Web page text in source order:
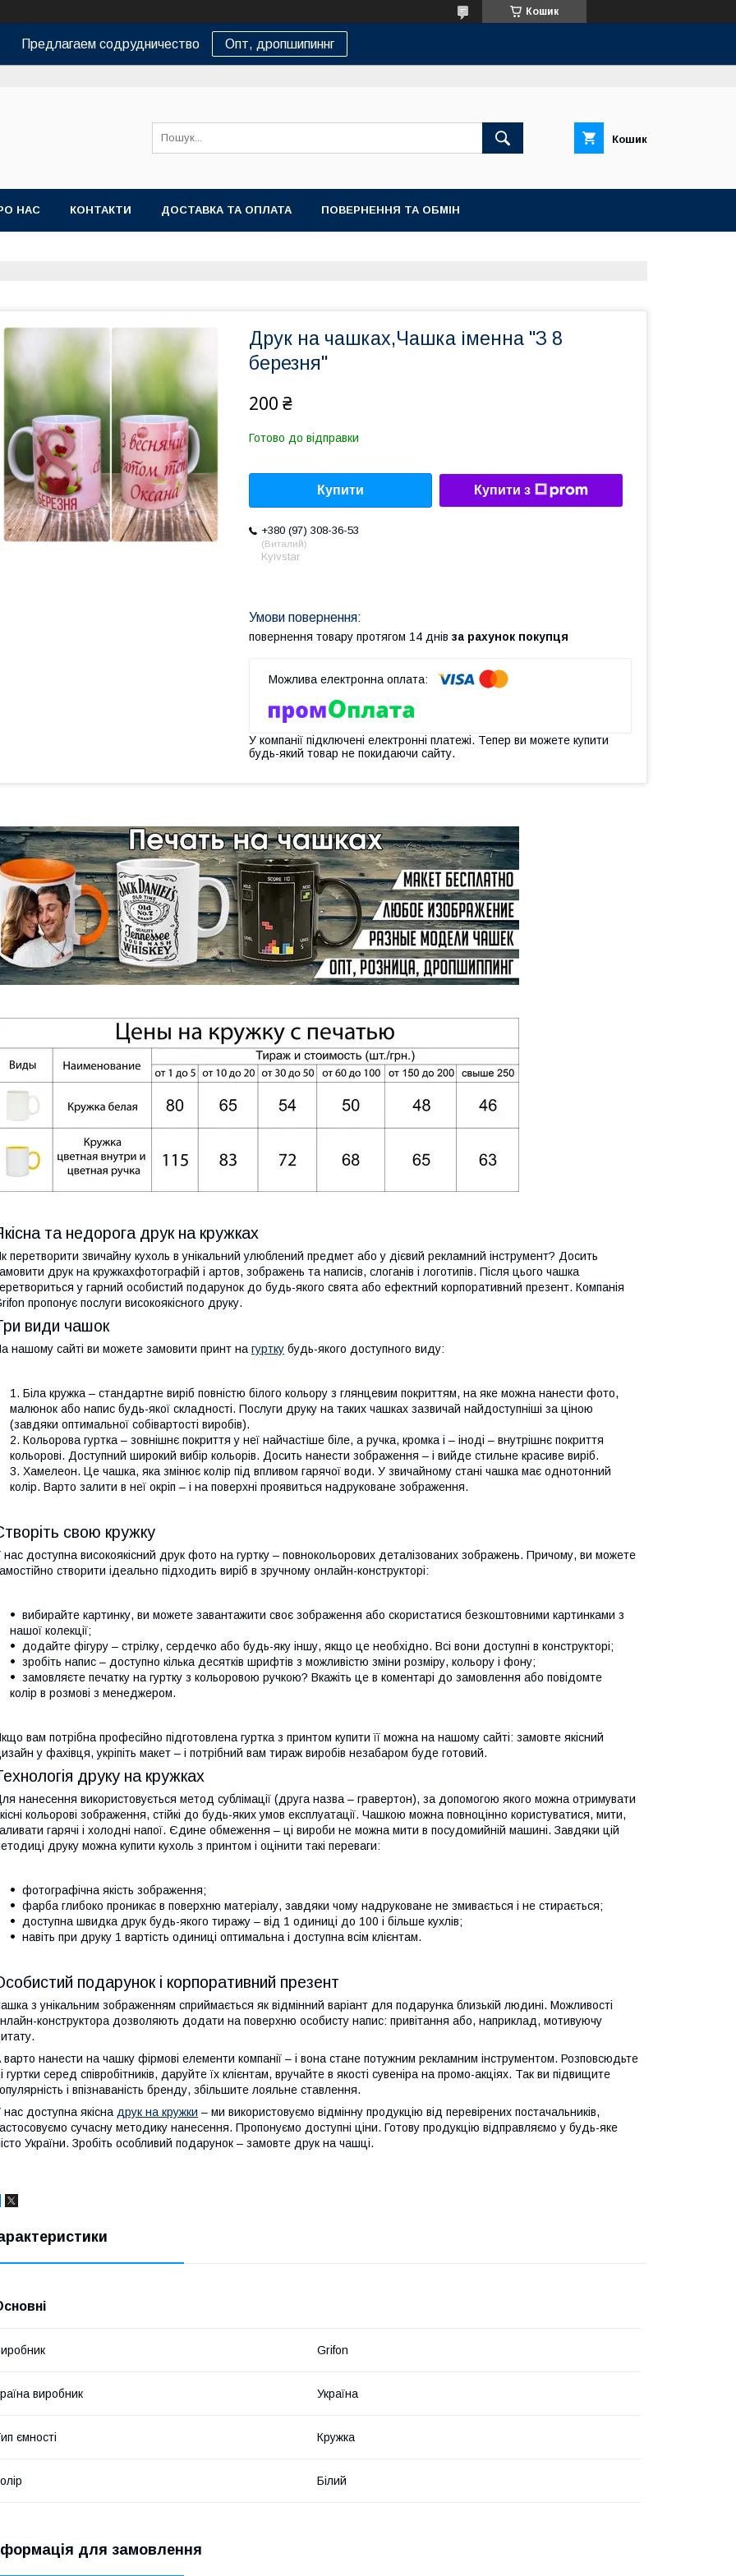
Кошик
Предлагаем содрудничество Опт, дропшипиннг
Кошик
НАС КОНТАКТИ ДОСТАВКА ТА ОПЛАТА ПОВЕРНЕННЯ ТА ОБМІН
Друк на чашках,Чашка іменна "З 8
березня"
200 ₴
Готово до відправки
Купити Купити з
+380 (97) 308-36-53
Виталий
Kyivstar
повернення товару протягом 14 днів за рахунок покупця
У компанії підключені електронні платежі. Тепер ви можете купити
будь-який товар не покидаючи сайту.
та недорога друк на кружках
перетворити звичайну кухоль в унікальний улюблений предмет або у дієвий рекламний інструмент? Досить
друк на кружкахфотографій і артов, зображень та написів, слоганів і логотипів. Після цього чашка
у гарний особистий подарунок до будь-якого свята або ефектний корпоративний презент. Компанія
пропонує послуги високоякісного друку.
види чашок
нашому сайті ви можете замовити принт нагуртку будь-якого доступного виду:
Біла кружка – стандартне виріб повністю білого кольору з глянцевим покриттям, на яке можна нанести фото,
малюнок або напис будь-якої складності. Послуги друку на таких чашках зазвичай найдоступніші за ціною
(завдяки оптимальної собівартості виробів).
Кольорова гуртка – зовнішнє покриття у неї найчастіше біле, а ручка, кромка і – іноді – внутрішнє покриття
кольорові. Доступний широкий вибір кольорів. Досить нанести зображення – і вийде стильне красиве виріб.
Хамелеон. Це чашка, яка змінює колір під впливом гарячої води. У звичайному стані чашка має однотонний
колір. Варто залити в неї окріп – і на поверхні проявиться надруковане зображення.
свою кружку
нас доступна високоякісний друк фото на гуртку – повнокольорових деталізованих зображень. Причому, ви можете
створити ідеально підходить виріб в зручному онлайн-конструкторі:
вибирайте картинку, ви можете завантажити своє зображення або скористатися безкоштовними картинками з
нашої колекції;
додайте фігуру – стрілку, сердечко або будь-яку іншу, якщо це необхідно. Всі вони доступні в конструкторі;
зробіть напис – доступно кілька десятків шрифтів з можливістю зміни розміру, кольору і фону;
замовляєте печатку на гуртку з кольоровою ручкою? Вкажіть це в коментарі до замовлення або повідомте
колір в розмові з менеджером.
вам потрібна професійно підготовлена гуртка з принтом купити її можна на нашому сайті: замовте якісний
у фахівця, укріпіть макет – і потрібний вам тираж виробів незабаром буде готовий.
друку на кружках
нанесення використовується метод сублімації (друга назва – гравертон), за допомогою якого можна отримувати
кольорові зображення, стійкі до будь-яких умов експлуатації. Чашкою можна повноцінно користуватися, мити,
гарячі і холодні напої. Єдине обмеження – ці вироби не можна мити в посудомийній машині. Завдяки цій
друку можна купити кухоль з принтом і оцінити такі переваги:
фотографічна якість зображення;
фарба глибоко проникає в поверхню матеріалу, завдяки чому надруковане не змивається і не стирається;
доступна швидка друк будь-якого тиражу – від 1 одиниці до 100 і більше кухлів;
навіть при друку 1 вартість одиниці оптимальна і доступна всім клієнтам.
подарунок і корпоративний презент
з унікальним зображенням сприймається як відмінний варіант для подарунка близькій людині. Можливості
конструктора дозволяють додати на поверхню особисту напис: привітання або, наприклад, мотивуючу
варто нанести на чашку фірмові елементи компанії – і вона стане потужним рекламним інструментом. Розповсюдьте
гуртки серед співробітників, даруйте їх клієнтам, вручайте в якості сувеніра на промо-акціях. Так ви підвищите
і впізнаваність бренду, збільшите лояльне ставлення.
нас доступна якіснадрук на кружки – ми використовуємо відмінну продукцію від перевірених постачальників,
сучасну методику нанесення. Пропонуємо доступні ціни. Готову продукцію відправляємо у будь-яке
України. Зробіть особливий подарунок – замовте друк на чашці.
Grifon
виробник Україна
ємності Кружка
Білий
для замовлення